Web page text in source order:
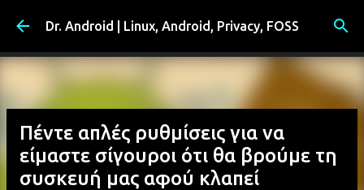
Μετάβαση στο κύριο περιεχόμενο
Dr. Android | Linux, Android, Privacy, FOSS
Πέντε απλές ρυθμίσεις για να
είμαστε σίγουροι ότι θα βρούμε τη
συσκευή μας αφού κλαπεί